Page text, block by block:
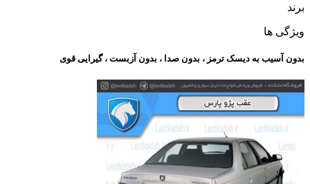
برند
ویژگی ها
بدون آسیب به دیسک ترمز ، بدون صدا ، بدون آزبست ، گیرایی قوی​